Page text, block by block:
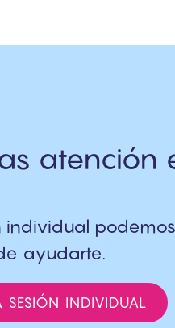
atención
individual
ayudarte.
SESIÓN INDIVIDUAL